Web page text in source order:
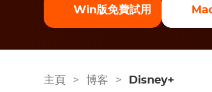
Win版免費試用
主頁 > 博客 > Disney+